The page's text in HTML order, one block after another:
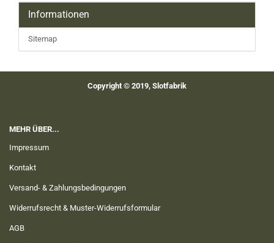
Informationen
Sitemap
Copyright © 2019, Slotfabrik
MEHR ÜBER...
Impressum
Kontakt
Versand- & Zahlungsbedingungen
Widerrufsrecht & Muster-Widerrufsformular
AGB